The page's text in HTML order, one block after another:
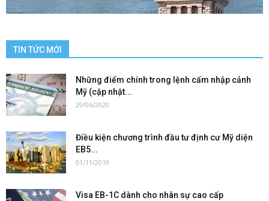
TIN TỨC MỚI
Những điểm chính trong lệnh cấm nhập cảnh
Mỹ (cập nhật...
29/06/2020
Điều kiện chương trình đầu tư định cư Mỹ diện
EB5...
01/11/2019
Visa EB-1C dành cho nhân sự cao cấp